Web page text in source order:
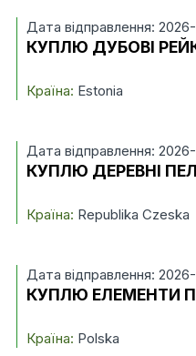
Дата відправлення:
КУПЛЮ ДУБОВІ
Країна: Estonia
Дата відправлення:
КУПЛЮ ДЕРЕВНІ
Країна: Republika Czeska
Дата відправлення:
КУПЛЮ ЕЛЕМЕНТИ
Країна: Polska